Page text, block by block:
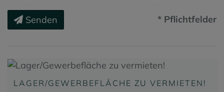
Senden * Pflichtfelder
LAGER/GEWERBEFLÄCHE ZU VERMIETEN!